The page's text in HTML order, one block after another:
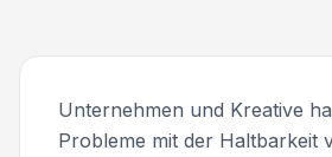
Unternehmen und Kreative
Probleme mit der Haltbarkeit